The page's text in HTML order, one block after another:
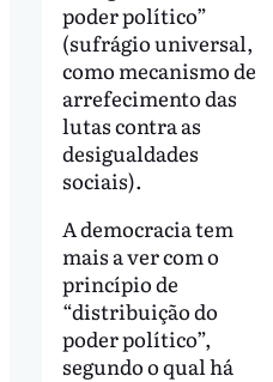
poder político”
(sufrágio universal,
como mecanismo de
arrefecimento das
lutas contra as
desigualdades
sociais).
A democracia tem
mais a ver com o
princípio de
“distribuição do
poder político”,
segundo o qual há